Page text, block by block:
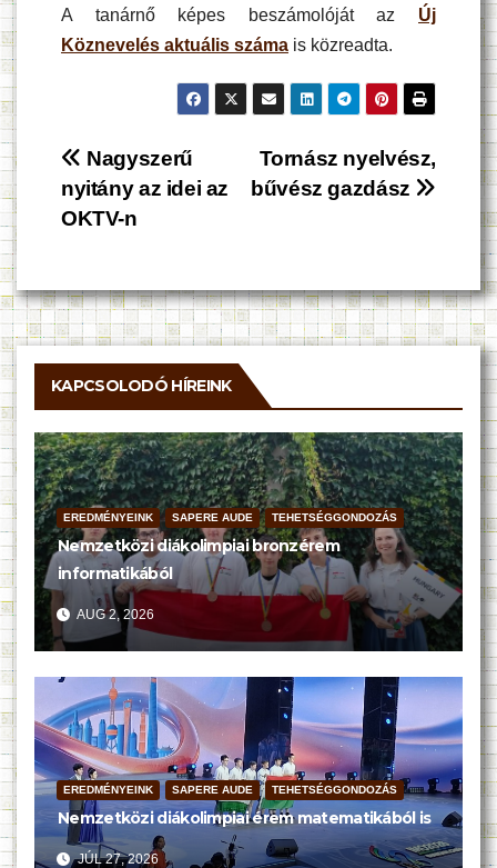
A tanárnő képes beszámolóját az Új
Köznevelés aktuális száma is közreadta.
Bejegyzés
navigáció
Tornász nyelvész,
bűvész gazdász
Nagyszerű
nyitány az idei az
OKTV-n
KAPCSOLODÓ HÍREINK
EREDMÉNYEINK SAPERE AUDE TEHETSÉGGONDOZÁS
Nemzetközi diákolimpiai bronzérem
informatikából
AUG 2, 2026
EREDMÉNYEINK SAPERE AUDE TEHETSÉGGONDOZÁS
Nemzetközi diákolimpiai érem matematikából is
JÚL 27, 2026